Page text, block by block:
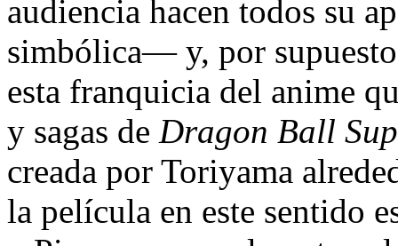
audiencia hacen todos su
simbólica— y, por
esta franquicia del anime
y sagas de Dragon Ball
creada por Toriyama
la película en este sentido